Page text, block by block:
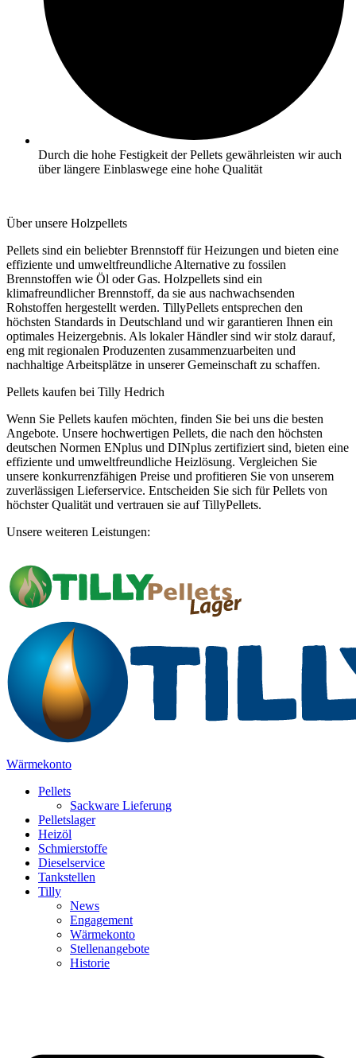
Durch die hohe Festigkeit der Pellets gewährleisten wir auch
über längere Einblaswege eine hohe Qualität
Über unsere Holzpellets
Pellets sind ein beliebter Brennstoff für Heizungen und bieten eine
effiziente und umweltfreundliche Alternative zu fossilen
Brennstoffen wie Öl oder Gas. Holzpellets sind ein
klimafreundlicher Brennstoff, da sie aus nachwachsenden
Rohstoffen hergestellt werden. TillyPellets entsprechen den
höchsten Standards in Deutschland und wir garantieren Ihnen ein
optimales Heizergebnis. Als lokaler Händler sind wir stolz darauf,
eng mit regionalen Produzenten zusammenzuarbeiten und
nachhaltige Arbeitsplätze in unserer Gemeinschaft zu schaffen.
Pellets kaufen bei Tilly Hedrich
Wenn Sie Pellets kaufen möchten, finden Sie bei uns die besten
Angebote. Unsere hochwertigen Pellets, die nach den höchsten
deutschen Normen ENplus und DINplus zertifiziert sind, bieten eine
effiziente und umweltfreundliche Heizlösung. Vergleichen Sie
unsere konkurrenzfähigen Preise und profitieren Sie von unserem
zuverlässigen Lieferservice. Entscheiden Sie sich für Pellets von
höchster Qualität und vertrauen sie auf TillyPellets.
Unsere weiteren Leistungen:
Wärmekonto
Pellets
Sackware Lieferung
Pelletslager
Heizöl
Schmierstoffe
Dieselservice
Tankstellen
Tilly
News
Engagement
Wärmekonto
Stellenangebote
Historie